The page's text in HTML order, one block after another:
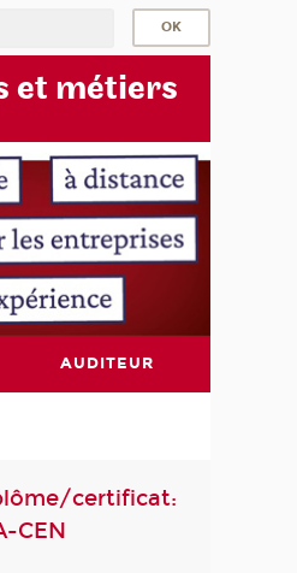
et métiers
AUDITEUR
certificat:
CEN